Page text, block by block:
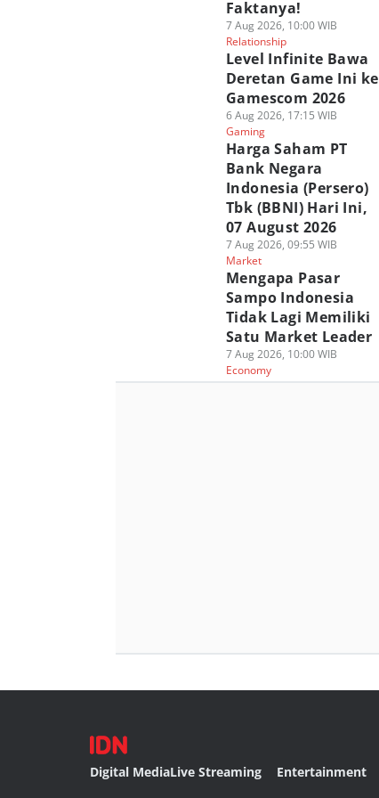
Faktanya!
7 Aug 2026, 10:00 WIB
Relationship
Level Infinite Bawa
Deretan Game Ini ke
Gamescom 2026
6 Aug 2026, 17:15 WIB
Gaming
Harga Saham PT
Bank Negara
Indonesia (Persero)
Tbk (BBNI) Hari Ini,
07 August 2026
7 Aug 2026, 09:55 WIB
Market
Mengapa Pasar
Sampo Indonesia
Tidak Lagi Memiliki
Satu Market Leader
7 Aug 2026, 10:00 WIB
Economy
Digital MediaLive Streaming Entertainment